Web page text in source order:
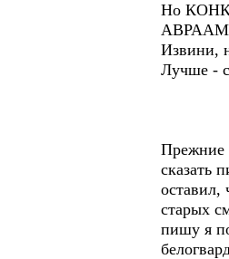
Но
Извини,
Лучше
Прежние
сказать
оставил,
старых
пишу я